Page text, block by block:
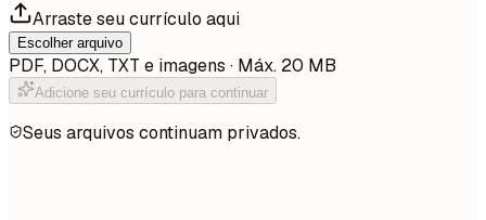
Arraste seu currículo aqui
Escolher arquivo
PDF, DOCX, TXT e imagens · Máx. 20 MB
Adicione seu currículo para continuar
Seus arquivos continuam privados.